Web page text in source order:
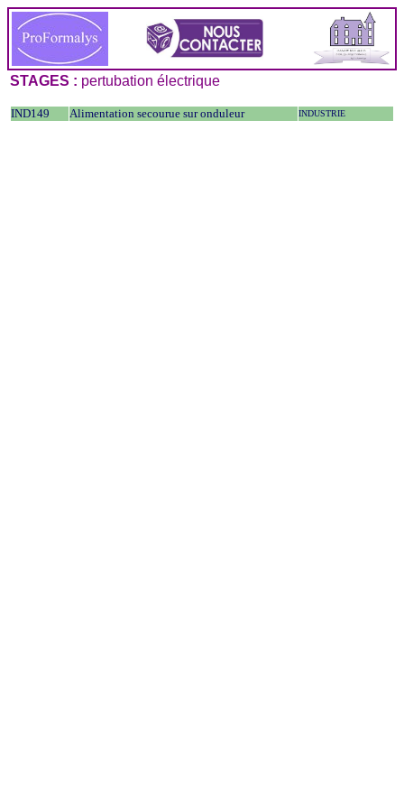
STAGES : pertubation électrique
IND149 Alimentation secourue sur onduleur INDUSTRIE